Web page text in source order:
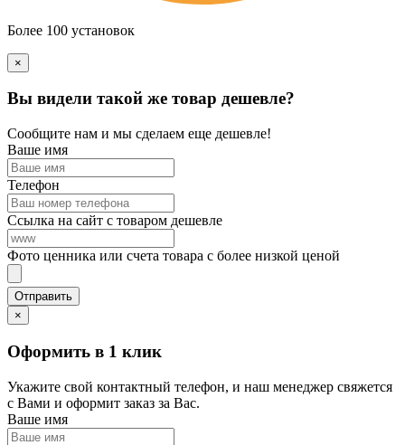
Более 100 установок
×
Вы видели такой же товар дешевле?
Сообщите нам и мы сделаем еще дешевле!
Ваше имя
Телефон
Ссылка на сайт с товаром дешевле
Фото ценника или счета товара с более низкой ценой
×
Оформить в 1 клик
Укажите свой контактный телефон, и наш менеджер свяжется
с Вами и оформит заказ за Вас.
Ваше имя